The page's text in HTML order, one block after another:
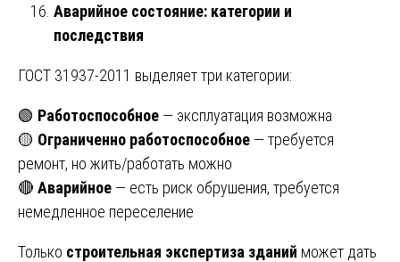
Аварийное состояние: категории и
последствия
ГОСТ 31937-2011 выделяет три категории:
🟢 Работоспособное — эксплуатация возможна
🟡 Ограниченно работоспособное — требуется
ремонт, но жить/работать можно
🔴 Аварийное — есть риск обрушения, требуется
немедленное переселение
Только строительная экспертиза зданий может дать